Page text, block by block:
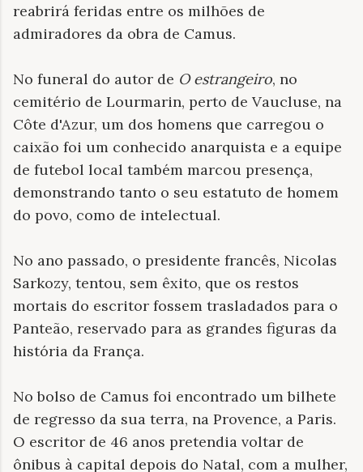
reabrirá feridas entre os milhões de
admiradores da obra de Camus.
No funeral do autor de O estrangeiro, no
cemitério de Lourmarin, perto de Vaucluse, na
Côte d'Azur, um dos homens que carregou o
caixão foi um conhecido anarquista e a equipe
de futebol local também marcou presença,
demonstrando tanto o seu estatuto de homem
do povo, como de intelectual.
No ano passado, o presidente francês, Nicolas
Sarkozy, tentou, sem êxito, que os restos
mortais do escritor fossem trasladados para o
Panteão, reservado para as grandes figuras da
história da França.
No bolso de Camus foi encontrado um bilhete
de regresso da sua terra, na Provence, a Paris.
O escritor de 46 anos pretendia voltar de
ônibus à capital depois do Natal, com a mulher,